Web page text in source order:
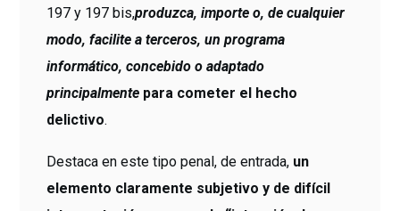
197 y 197 bis,produzca, importe o, de cualquier
modo, facilite a terceros, un programa
informático, concebido o adaptado
principalmente para cometer el hecho
delictivo.
Destaca en este tipo penal, de entrada, un
elemento claramente subjetivo y de difícil